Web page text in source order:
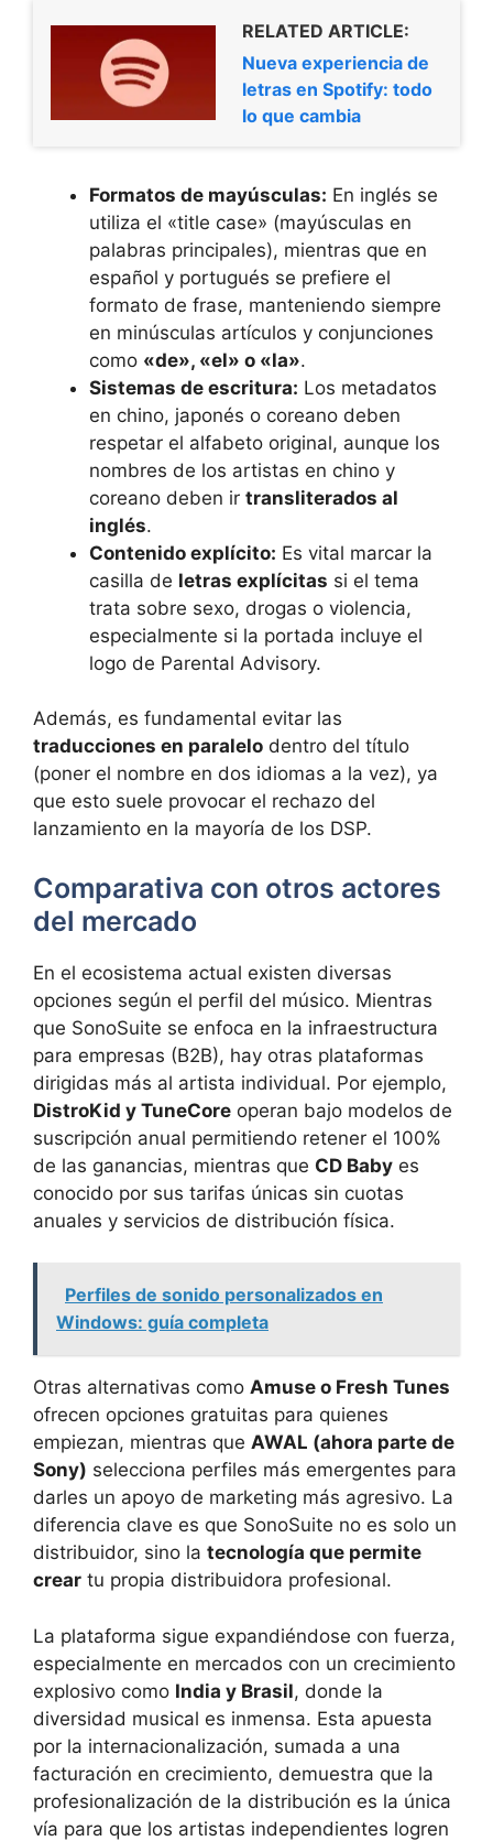
RELATED ARTICLE:
Nueva experiencia de
letras en Spotify: todo
lo que cambia
Formatos de mayúsculas: En inglés se
utiliza el «title case» (mayúsculas en
palabras principales), mientras que en
español y portugués se prefiere el
formato de frase, manteniendo siempre
en minúsculas artículos y conjunciones
como «de», «el» o «la».
Sistemas de escritura: Los metadatos
en chino, japonés o coreano deben
respetar el alfabeto original, aunque los
nombres de los artistas en chino y
coreano deben ir transliterados al
inglés.
Contenido explícito: Es vital marcar la
casilla de letras explícitas si el tema
trata sobre sexo, drogas o violencia,
especialmente si la portada incluye el
logo de Parental Advisory.
Además, es fundamental evitar las
traducciones en paralelo dentro del título
(poner el nombre en dos idiomas a la vez), ya
que esto suele provocar el rechazo del
lanzamiento en la mayoría de los DSP.
Comparativa con otros actores
del mercado
En el ecosistema actual existen diversas
opciones según el perfil del músico. Mientras
que SonoSuite se enfoca en la infraestructura
para empresas (B2B), hay otras plataformas
dirigidas más al artista individual. Por ejemplo,
DistroKid y TuneCore operan bajo modelos de
suscripción anual permitiendo retener el 100%
de las ganancias, mientras que CD Baby es
conocido por sus tarifas únicas sin cuotas
anuales y servicios de distribución física.
Perfiles de sonido personalizados en
Windows: guía completa
Otras alternativas como Amuse o Fresh Tunes
ofrecen opciones gratuitas para quienes
empiezan, mientras que AWAL (ahora parte de
Sony) selecciona perfiles más emergentes para
darles un apoyo de marketing más agresivo. La
diferencia clave es que SonoSuite no es solo un
distribuidor, sino la tecnología que permite
crear tu propia distribuidora profesional.
La plataforma sigue expandiéndose con fuerza,
especialmente en mercados con un crecimiento
explosivo como India y Brasil, donde la
diversidad musical es inmensa. Esta apuesta
por la internacionalización, sumada a una
facturación en crecimiento, demuestra que la
profesionalización de la distribución es la única
vía para que los artistas independientes logren